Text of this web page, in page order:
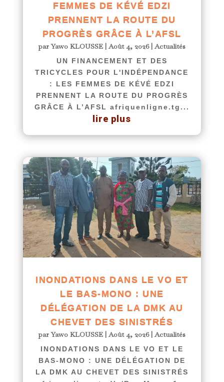
FEMMES DE KÉVÉ EDZI
PRENNENT LA ROUTE DU
PROGRÈS GRÂCE À L’AFSL
parYawo KLOUSSE |Août 4, 2026|Actualités
UN FINANCEMENT ET DES
TRICYCLES POUR L'INDÉPENDANCE
: LES FEMMES DE KÉVÉ EDZI
PRENNENT LA ROUTE DU PROGRÈS
GRÂCE À L’AFSL afriquenligne.tg...
lire plus
INONDATIONS DANS LE VO ET
LE BAS-MONO : UNE
DÉLÉGATION DE LA DMK AU
CHEVET DES SINISTRÉS
parYawo KLOUSSE |Août 4, 2026|Actualités
INONDATIONS DANS LE VO ET LE
BAS-MONO : UNE DÉLÉGATION DE
LA DMK AU CHEVET DES SINISTRÉS